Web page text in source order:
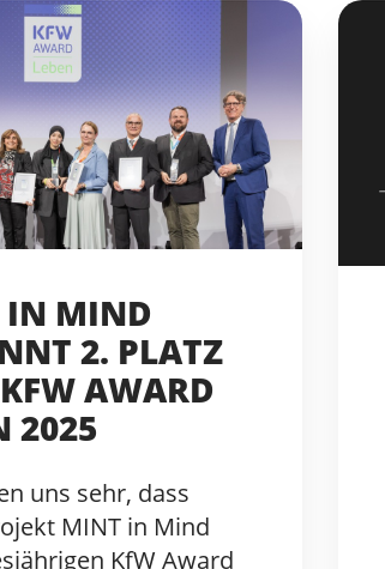
MIND
2. PLATZ
AWARD
2025
uns sehr, dass
MINT in Mind
KfW Award